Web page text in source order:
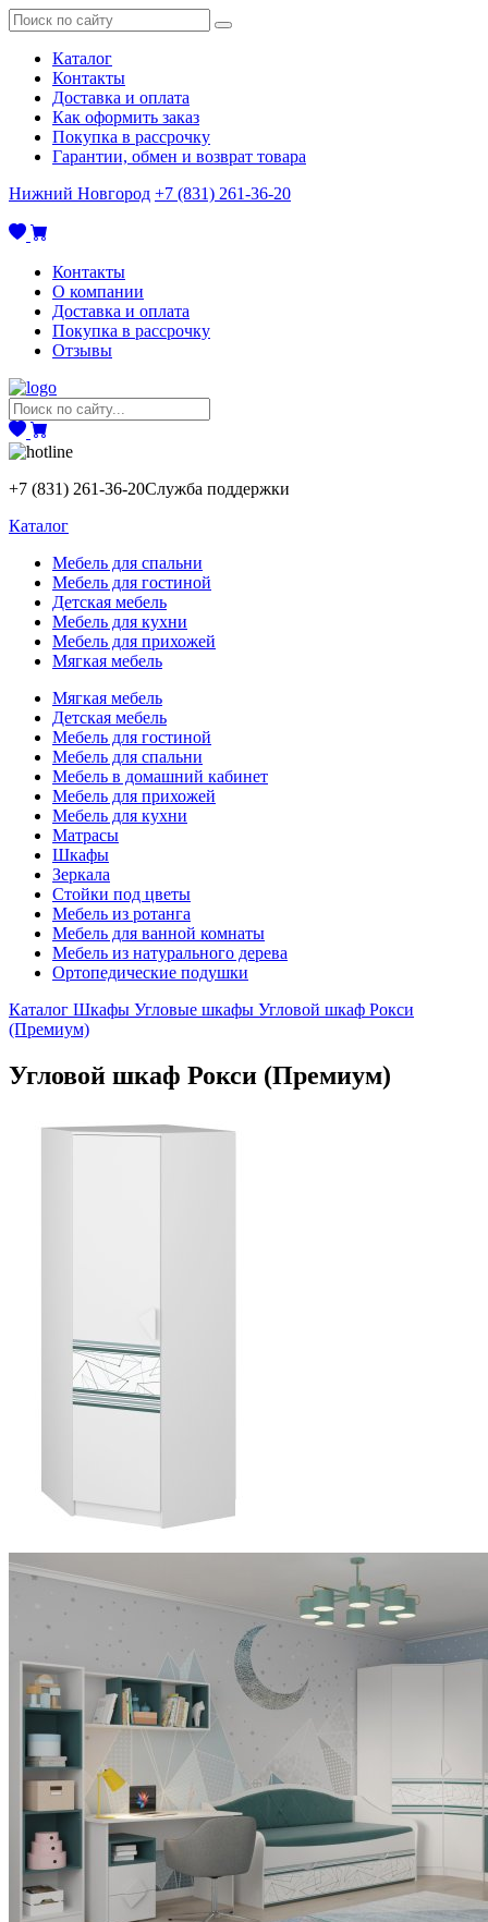
Каталог
Контакты
Доставка и оплата
Как оформить заказ
Покупка в рассрочку
Гарантии, обмен и возврат товара
Нижний Новгород +7 (831) 261-36-20
Контакты
О компании
Доставка и оплата
Покупка в рассрочку
Отзывы
+7 (831) 261-36-20Служба поддержки
Каталог
Мебель для спальни
Мебель для гостиной
Детская мебель
Мебель для кухни
Мебель для прихожей
Мягкая мебель
Мягкая мебель
Детская мебель
Мебель для гостиной
Мебель для спальни
Мебель в домашний кабинет
Мебель для прихожей
Мебель для кухни
Матрасы
Шкафы
Зеркала
Стойки под цветы
Мебель из ротанга
Мебель для ванной комнаты
Мебель из натурального дерева
Ортопедические подушки
Каталог Шкафы Угловые шкафы Угловой шкаф Рокси
(Премиум)
Угловой шкаф Рокси (Премиум)